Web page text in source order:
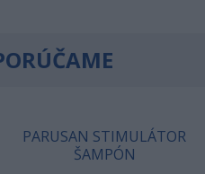
PARUSAN STIMULÁTOR
ŠAMPÓN